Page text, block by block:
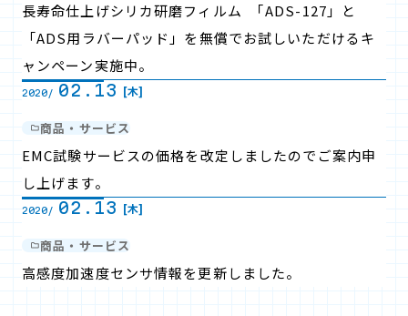
長寿命仕上げシリカ研磨フィルム ｢ADS-127」と
「ADS用ラバーパッド」を無償でお試しいただけるキ
ャンペーン実施中。
2020/ 02.13 [木]
商品・サービス
EMC試験サービスの価格を改定しましたのでご案内申
し上げます。
2020/ 02.13 [木]
商品・サービス
高感度加速度センサ情報を更新しました。